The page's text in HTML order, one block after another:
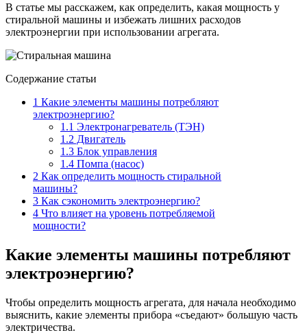
В статье мы расскажем, как определить, какая мощность у
стиральной машины и избежать лишних расходов
электроэнергии при использовании агрегата.
Содержание статьи
1 Какие элементы машины потребляют
электроэнергию?
1.1 Электронагреватель (ТЭН)
1.2 Двигатель
1.3 Блок управления
1.4 Помпа (насос)
2 Как определить мощность стиральной
машины?
3 Как сэкономить электроэнергию?
4 Что влияет на уровень потребляемой
мощности?
Какие элементы машины потребляют
электроэнергию?
Чтобы определить мощность агрегата, для начала необходимо
выяснить, какие элементы прибора «съедают» большую часть
электричества.